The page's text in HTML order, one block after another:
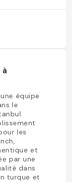
équipe
le
les
et
par une
dans
turque et